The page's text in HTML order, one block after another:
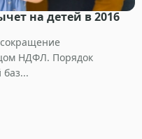
на детей в 2016
НДФЛ. Порядок